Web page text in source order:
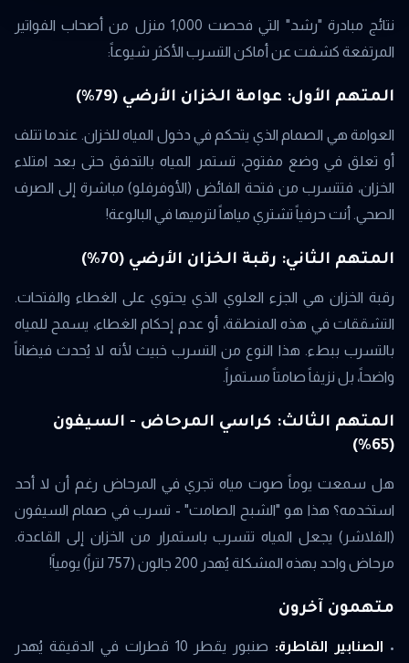
نتائج مبادرة "رشد" التي فحصت 1,000 منزل من أصحاب الفواتير
المرتفعة كشفت عن أماكن التسرب الأكثر شيوعاً:
المتهم الأول: عوامة الخزان الأرضي (79%)
العوامة هي الصمام الذي يتحكم في دخول المياه للخزان. عندما تتلف
أو تعلق في وضع مفتوح، تستمر المياه بالتدفق حتى بعد امتلاء
الخزان، فتتسرب من فتحة الفائض (الأوفرفلو) مباشرة إلى الصرف
الصحي. أنت حرفياً تشتري مياهاً لترميها في البالوعة!
المتهم الثاني: رقبة الخزان الأرضي (70%)
رقبة الخزان هي الجزء العلوي الذي يحتوي على الغطاء والفتحات.
التشققات في هذه المنطقة، أو عدم إحكام الغطاء، يسمح للمياه
بالتسرب ببطء. هذا النوع من التسرب خبيث لأنه لا يُحدث فيضاناً
واضحاً، بل نزيفاً صامتاً مستمراً.
المتهم الثالث: كراسي المرحاض - السيفون
(65%)
هل سمعت يوماً صوت مياه تجري في المرحاض رغم أن لا أحد
استخدمه؟ هذا هو "الشبح الصامت" - تسرب في صمام السيفون
(الفلاشر) يجعل المياه تتسرب باستمرار من الخزان إلى القاعدة.
مرحاض واحد بهذه المشكلة يُهدر 200 جالون (757 لتراً) يومياً!
متهمون آخرون
• الصنابير القاطرة:
صنبور يقطر 10 قطرات في الدقيقة يُهدر